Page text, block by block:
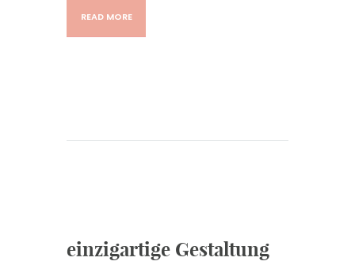
READ MORE
einzigartige Gestaltung